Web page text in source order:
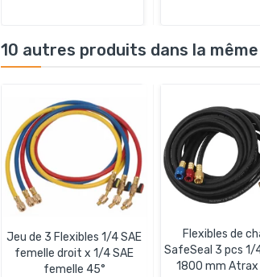
10 autres produits dans la
Jeu de 3 Flexibles 1/4 SAE
femelle droit x 1/4 SAE
femelle 45°
Flexibles de
SafeSeal 3 pcs
1800 mm Atrax